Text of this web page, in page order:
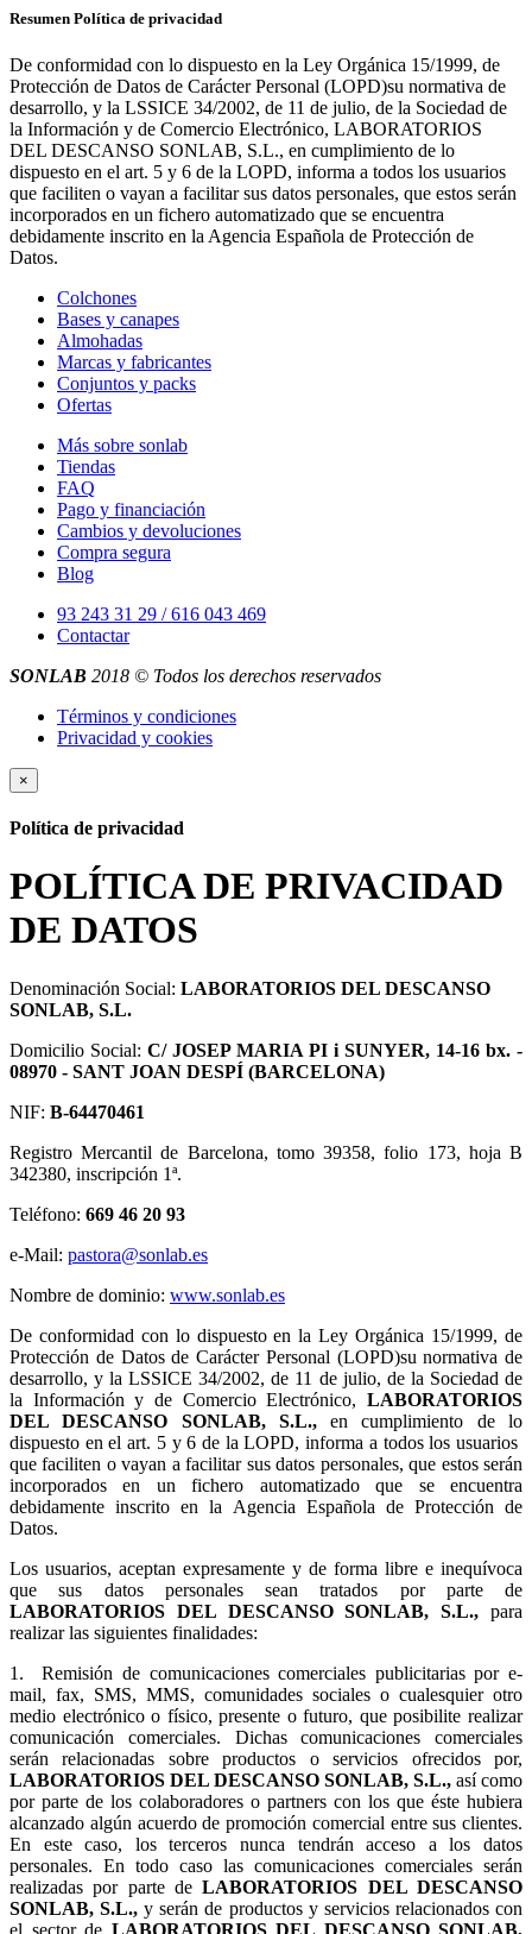
Resumen Política de privacidad
De conformidad con lo dispuesto en la Ley Orgánica 15/1999, de
Protección de Datos de Carácter Personal (LOPD)su normativa de
desarrollo, y la LSSICE 34/2002, de 11 de julio, de la Sociedad de
la Información y de Comercio Electrónico, LABORATORIOS
DEL DESCANSO SONLAB, S.L., en cumplimiento de lo
dispuesto en el art. 5 y 6 de la LOPD, informa a todos los usuarios
que faciliten o vayan a facilitar sus datos personales, que estos serán
incorporados en un fichero automatizado que se encuentra
debidamente inscrito en la Agencia Española de Protección de
Datos.
Colchones
Bases y canapes
Almohadas
Marcas y fabricantes
Conjuntos y packs
Ofertas
Más sobre sonlab
Tiendas
FAQ
Pago y financiación
Cambios y devoluciones
Compra segura
Blog
93 243 31 29 / 616 043 469
Contactar
SONLAB 2018 © Todos los derechos reservados
Términos y condiciones
Privacidad y cookies
×
Política de privacidad
POLÍTICA DE PRIVACIDAD
DE DATOS
Denominación Social: LABORATORIOS DEL DESCANSO
SONLAB, S.L.
Domicilio Social: C/ JOSEP MARIA PI i SUNYER, 14-16 bx. -
08970 - SANT JOAN DESPÍ (BARCELONA)
NIF: B-64470461
Registro Mercantil de Barcelona, tomo 39358, folio 173, hoja B
342380, inscripción 1ª.
Teléfono: 669 46 20 93
e-Mail: pastora@sonlab.es
Nombre de dominio: www.sonlab.es
De conformidad con lo dispuesto en la Ley Orgánica 15/1999, de
Protección de Datos de Carácter Personal (LOPD)su normativa de
desarrollo, y la LSSICE 34/2002, de 11 de julio, de la Sociedad de
la Información y de Comercio Electrónico, LABORATORIOS
DEL DESCANSO SONLAB, S.L.,en cumplimiento de lo
dispuesto en el art. 5 y 6 de la LOPD, informa a todos los usuarios
que faciliten o vayan a facilitar sus datos personales, que estos serán
incorporados en un fichero automatizado que se encuentra
debidamente inscrito en la Agencia Española de Protección de
Datos.
Los usuarios, aceptan expresamente y de forma libre e inequívoca
que sus datos personales sean tratados por parte de
LABORATORIOS DEL DESCANSO SONLAB, S.L., para
realizar las siguientes finalidades:
1.Remisión de comunicaciones comerciales publicitarias por e-
mail, fax, SMS, MMS, comunidades sociales o cualesquier otro
medio electrónico o físico, presente o futuro, que posibilite realizar
comunicación comerciales. Dichas comunicaciones comerciales
serán relacionadas sobre productos o servicios ofrecidos por,
LABORATORIOS DEL DESCANSO SONLAB, S.L., así como
por parte de los colaboradores o partners con los que éste hubiera
alcanzado algún acuerdo de promoción comercial entre sus clientes.
En este caso, los terceros nunca tendrán acceso a los datos
personales. En todo caso las comunicaciones comerciales serán
realizadas por parte deLABORATORIOS DEL DESCANSO
SONLAB, S.L., y serán de productos y servicios relacionados con
el sector de LABORATORIOS DEL DESCANSO SONLAB,